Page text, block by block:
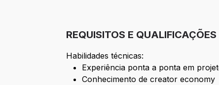
REQUISITOS E QUALIFICAÇÕES
Habilidades técnicas:
Experiência ponta a ponta em
Conhecimento de creator economy